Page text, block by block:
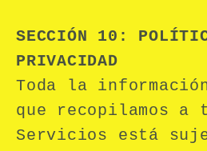
SECCIÓN 10:
PRIVACIDAD
Toda la
que recopilamos a
Servicios está